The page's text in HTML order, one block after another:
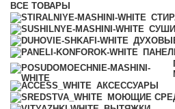
ВСЕ ТОВАРЫ
АКСЕССУАРЫ
МОЮЩИЕ